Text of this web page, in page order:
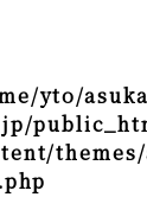
yto/